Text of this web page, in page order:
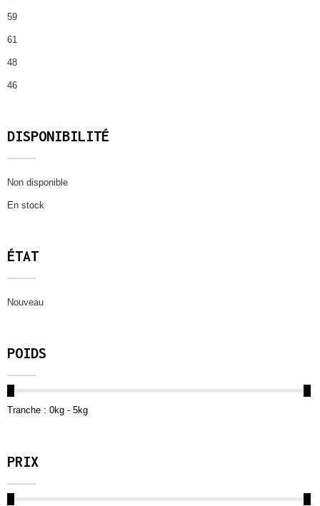
59
61
48
46
DISPONIBILITÉ
Non disponible
En stock
ÉTAT
Nouveau
POIDS
Tranche : 0kg - 5kg
PRIX